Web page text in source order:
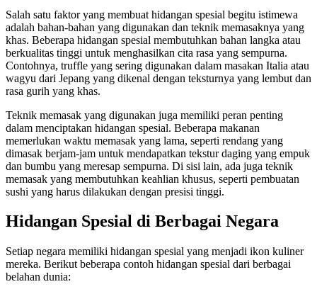
Salah satu faktor yang membuat hidangan spesial begitu istimewa
adalah bahan-bahan yang digunakan dan teknik memasaknya yang
khas. Beberapa hidangan spesial membutuhkan bahan langka atau
berkualitas tinggi untuk menghasilkan cita rasa yang sempurna.
Contohnya, truffle yang sering digunakan dalam masakan Italia atau
wagyu dari Jepang yang dikenal dengan teksturnya yang lembut dan
rasa gurih yang khas.
Teknik memasak yang digunakan juga memiliki peran penting
dalam menciptakan hidangan spesial. Beberapa makanan
memerlukan waktu memasak yang lama, seperti rendang yang
dimasak berjam-jam untuk mendapatkan tekstur daging yang empuk
dan bumbu yang meresap sempurna. Di sisi lain, ada juga teknik
memasak yang membutuhkan keahlian khusus, seperti pembuatan
sushi yang harus dilakukan dengan presisi tinggi.
Hidangan Spesial di Berbagai Negara
Setiap negara memiliki hidangan spesial yang menjadi ikon kuliner
mereka. Berikut beberapa contoh hidangan spesial dari berbagai
belahan dunia: